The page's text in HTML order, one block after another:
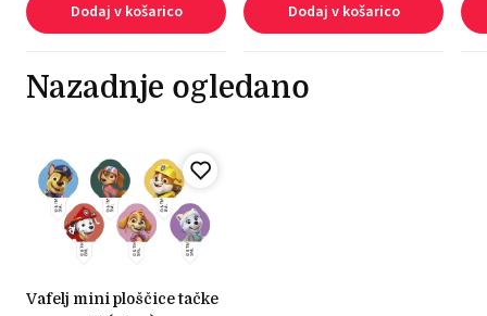
Dodaj v košarico Dodaj v košarico
Nazadnje ogledano
vafelj mini ploščice tačke